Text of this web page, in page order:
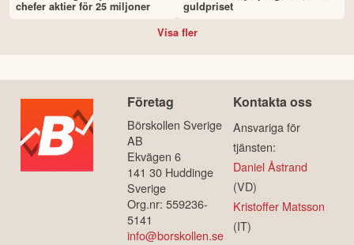
chefer aktier för 25 miljoner
guldpriset
Visa fler
Företag
Börskollen Sverige
AB
Ekvägen 6
141 30 Huddinge
Sverige
Org.nr: 559236-
5141
info@borskollen.se
Kontakta oss
Ansvariga för
tjänsten:
Daniel Åstrand
(VD)
Kristoffer Matsson
(IT)